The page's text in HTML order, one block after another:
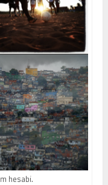
hesabi.